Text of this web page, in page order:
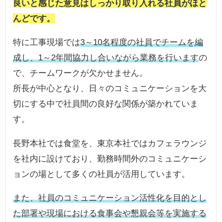
良いと感じた意見はしっかり取り入れる社員がほと
んどです。
特に工事現場では3～10名程度の社員でチームを編
成し、1～2年間協力し合いながら業務を行いますの
で、チームワークが欠かせません。
所長が中心となり、日々のコミュニケーションを大
切にする中で社員間の良好な関係が築かれていま
す。
長野本社では食堂を、東京本社ではカフェラウンジ
を社内に設けており、勤務時間外のコミュニケーシ
ョンの場として多くの社員が活用しています。
また、社員のコミュニケーション活性化を目的とし
た部署や現場における食事会や懇親会等を実施する